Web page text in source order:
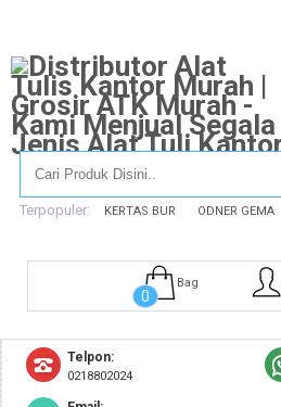
Terpopuler: KERTAS BUR ODNER GEMA
0
Bag
Telpon:
0218802024